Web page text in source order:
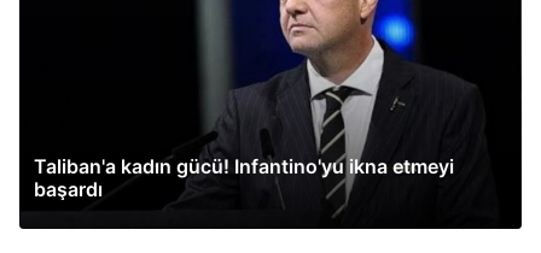
Taliban'a kadın gücü! Infantino'yu ikna etmeyi
başardı